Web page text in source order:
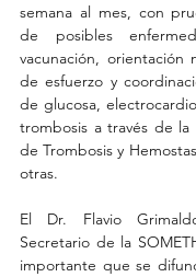
semana al mes, con
de posibles
vacunación, orientación
de esfuerzo y
de glucosa,
trombosis a través de la
de Trombosis y
otras.
El Dr. Flavio
Secretario de la
importante que se